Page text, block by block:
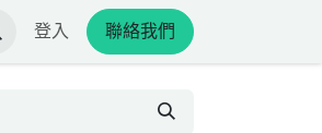
登入 聯絡我們